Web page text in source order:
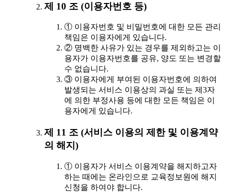
제 10 조 (이용자번호 등)
① 이용자번호 및 비밀번호에 대한 모든 관리
책임은 이용자에게 있습니다.
② 명백한 사유가 있는 경우를 제외하고는 이
용자가 이용자번호를 공유, 양도 또는 변경할
수 없습니다.
③ 이용자에게 부여된 이용자번호에 의하여
발생되는 서비스 이용상의 과실 또는 제3자
에 의한 부정사용 등에 대한 모든 책임은 이
용자에게 있습니다.
제 11 조 (서비스 이용의 제한 및 이용계약
의 해지)
① 이용자가 서비스 이용계약을 해지하고자
하는 때에는 온라인으로 교육정보원에 해지
신청을 하여야 합니다.